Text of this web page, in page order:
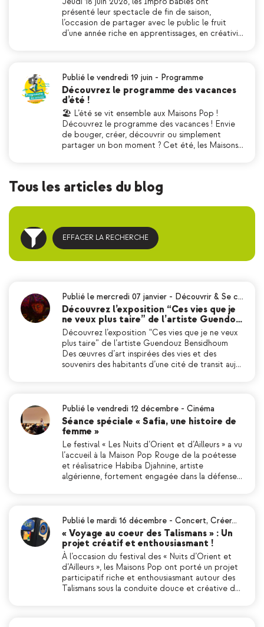
présenté leur spectacle de fin de saison,
l’occasion de partager avec le public le fruit
d’une année riche en apprentissages, en créativi…
Publié le vendredi 19 juin - Programme
Découvrez le programme des vacances
d’été !
🏖 L’été se vit ensemble aux Maisons Pop !
Découvrez le programme des vacances ! Envie
de bouger, créer, découvrir ou simplement
partager un bon moment ? Cet été, les Maisons…
Tous les articles du blog
EFFACER LA RECHERCHE
Publié le mercredi 07 janvier - Découvrir & Se c…
Découvrez l’exposition “Ces vies que je
ne veux plus taire” de l’artiste Guendo…
Découvrez l’exposition “Ces vies que je ne veux
plus taire” de l’artiste Guendouz Bensidhoum
Des œuvres d’art inspirées des vies et des
souvenirs des habitants d’une cité de transit auj…
Publié le vendredi 12 décembre - Cinéma
Séance spéciale « Safia, une histoire de
femme »
Le festival « Les Nuits d’Orient et d’Ailleurs » a vu
l’accueil à la Maison Pop Rouge de la poétesse
et réalisatrice Habiba Djahnine, artiste
algérienne, fortement engagée dans la défense…
Publié le mardi 16 décembre - Concert, Créer…
« Voyage au coeur des Talismans » : Un
projet créatif et enthousiasmant !
À l’occasion du festival des « Nuits d’Orient et
d’Ailleurs », les Maisons Pop ont porté un projet
participatif riche et enthousiasmant autour des
Talismans sous la conduite douce et créative d…